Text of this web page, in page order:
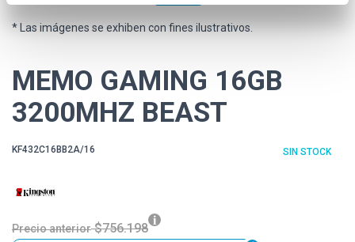
* Las imágenes se exhiben con fines ilustrativos.
MEMO GAMING 16GB
3200MHZ BEAST
KF432C16BB2A/16 SIN STOCK
Precio anterior $756.198